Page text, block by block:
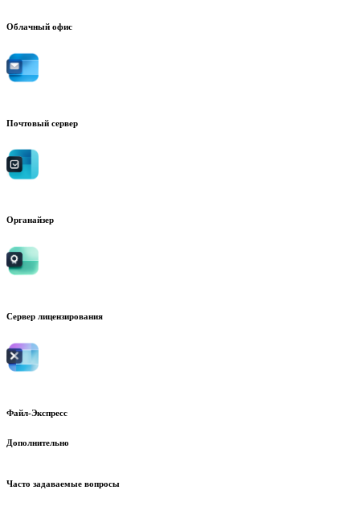
Облачный офис
Почтовый сервер
Органайзер
Сервер лицензирования
Файл-Экспресс
Дополнительно
Часто задаваемые вопросы